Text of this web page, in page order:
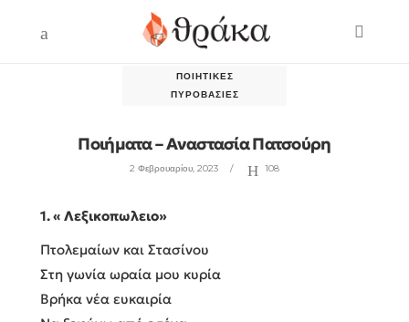
ΠΟΙΗΤΙΚΈΣ
ΠΥΡΟΒΑΣΊΕΣ
Ποιήματα – Αναστασία Πατσούρη
2 Φεβρουαρίου, 2023 108
1. « Λεξικοπωλειο»
Πτολεμαίων και Στασίνου
Στη γωνία ωραία μου κυρία
Βρήκα νέα ευκαιρία